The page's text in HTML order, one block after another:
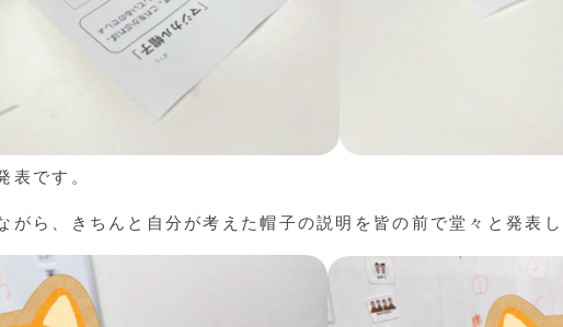
表です。
がら、きちんと自分が考えた帽子の説明を皆の前で堂々と発表